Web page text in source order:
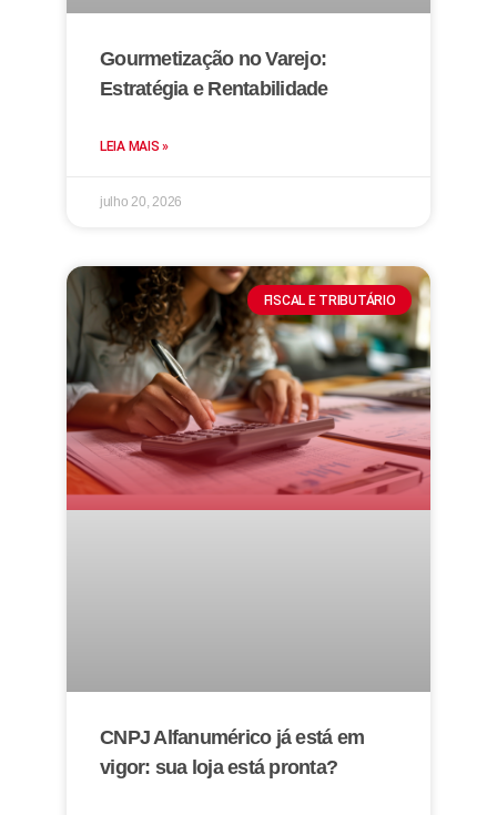
Gourmetização no Varejo:
Estratégia e Rentabilidade
LEIA MAIS »
julho 20, 2026
FISCAL E TRIBUTÁRIO
CNPJ Alfanumérico já está em
vigor: sua loja está pronta?